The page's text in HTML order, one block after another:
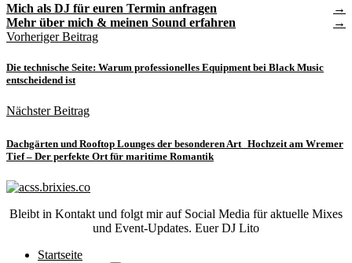
Mich als DJ für euren Termin anfragen
Mehr über mich & meinen Sound erfahren
Vorheriger Beitrag
Die technische Seite: Warum professionelles Equipment bei Black Music
entscheidend ist
Nächster Beitrag
Dachgärten und Rooftop Lounges der besonderen Art Hochzeit am Wremer
Tief – Der perfekte Ort für maritime Romantik
Bleibt in Kontakt und folgt mir auf Social Media für aktuelle Mixes
und Event-Updates. Euer DJ Lito
Startseite